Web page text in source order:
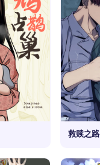
救赎之路